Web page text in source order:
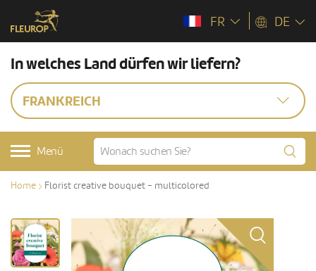
FR DE
In welches Land dürfen wir liefern?
FRANKREICH
Menü
Home Florist creative bouquet - multicolored